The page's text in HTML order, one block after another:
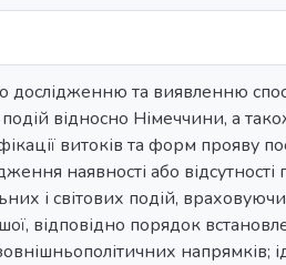
дослідженню та виявленню
відносно Німеччини, а
витоків та форм прояву
наявності або
і світових подій,
відповідно порядок
напрямків;